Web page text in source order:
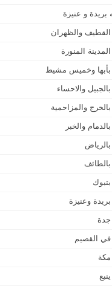
بريدة و عنيزة
والظهران
المنورة
بأبها وخميس مشيط
والاحساء
والمزاحمية
والخبر
وعنيزة
جدة
في القصيم
مكة